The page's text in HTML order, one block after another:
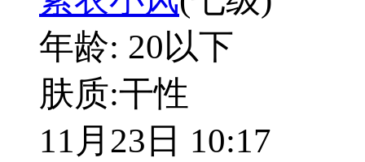
年龄: 20以下
肤质:干性
11月23日 10:17